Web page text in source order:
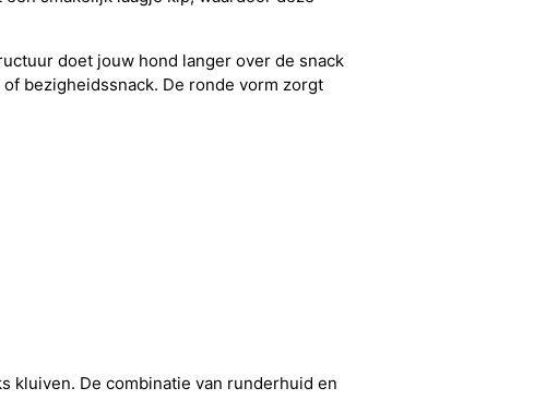
doet jouw hond langer over de snack
bezigheidssnack. De ronde vorm zorgt
kluiven. De combinatie van runderhuid en